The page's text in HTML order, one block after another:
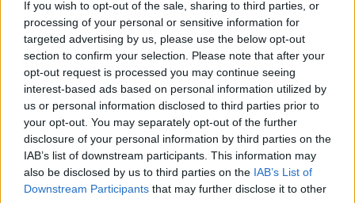
If you wish to opt-out of the sale, sharing to third parties, or
processing of your personal or sensitive information for
targeted advertising by us, please use the below opt-out
section to confirm your selection. Please note that after your
opt-out request is processed you may continue seeing
interest-based ads based on personal information utilized by
us or personal information disclosed to third parties prior to
your opt-out. You may separately opt-out of the further
disclosure of your personal information by third parties on the
IAB’s list of downstream participants. This information may
also be disclosed by us to third parties on the IAB’s List of
Downstream Participants that may further disclose it to other
Sikerült bekerülnie, és bentről kritizálni, ez valóban
hatalmas, vártalan, és hihetetlen dolog, nehézt ezt
elismerni, jkönnyebb ráfogni hogy eladta magát, de
én továbbra se látom, miért adta el volna magát.
Persze lehet hogy nicns igazam, de én semmivel nem
látom alátámasztva ezt az eladásos vádat, miközben
hihetetlen módon felhasználta a médiát, nagyon
sikeresen, a média szar működésének kritizálására.
És ez szeirntem jópofa dolog, el kell ismerni, ha ezért
maga a kritizált még fizet is neki, akkor még
nagyobb arc :)